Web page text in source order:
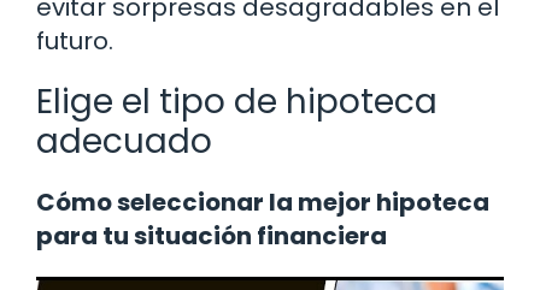
evitar sorpresas desagradables en el
futuro.
Elige el tipo de hipoteca
adecuado
Cómo seleccionar la mejor hipoteca
para tu situación financiera